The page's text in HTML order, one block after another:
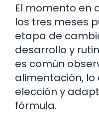
El momento en
los tres meses
etapa de
desarrollo y
es común
alimentación,
elección y
fórmula.